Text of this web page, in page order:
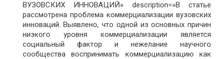
ВУЗОВСКИХ ИННОВАЦИЙ» description=»В статье
рассмотрена проблема коммерциализации вузовских
инноваций. Выявлено, что одной из основных причин
низкого уровня коммерциализации является
социальный фактор и нежелание научного
сообщества воспринимать коммерциализацию как